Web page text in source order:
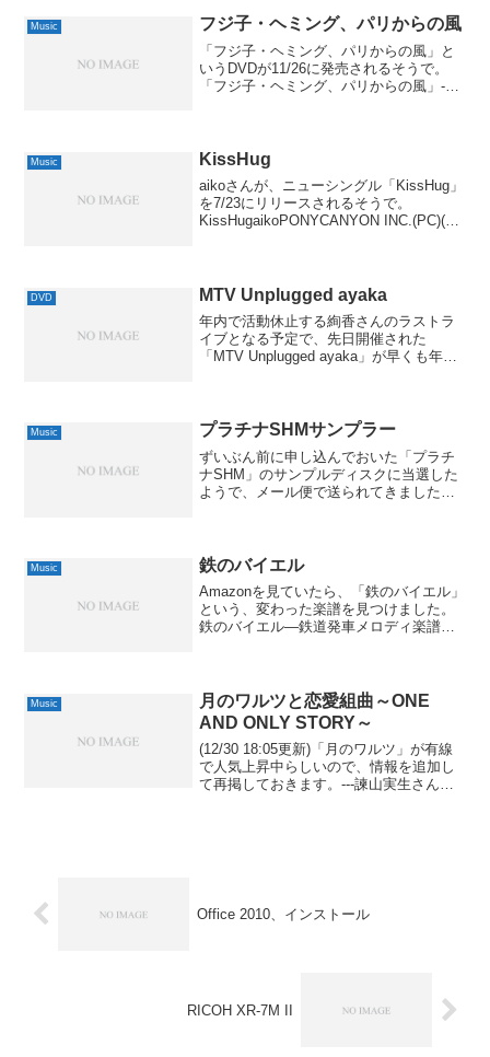
Music フジ子・ヘミング、パリからの風
「フジ子・ヘミング、パリからの風」と
いうDVDが11/26に発売されるそうで。
「フジ子・ヘミング、パリからの風」-素
メント200...
Music KissHug
aikoさんが、ニューシングル「KissHug」
を7/23にリリースされるそうで。
KissHugaikoPONYCANYON INC.(PC)(M)
DVD MTV Unplugged ayaka
年内で活動休止する絢香さんのラストラ
イブとなる予定で、先日開催された
「MTV Unplugged ayaka」が早くも年明
Music プラチナSHMサンプラー
ずいぶん前に申し込んでおいた「プラチ
ナSHM」のサンプルディスクに当選した
ようで、メール便で送られてきました。
「CD」と名乗れなく...
Music 鉄のバイエル
Amazonを見ていたら、「鉄のバイエル」
という、変わった楽譜を見つけました。
鉄のバイエル―鉄道発車メロディ楽譜集
Music
月のワルツと恋愛組曲～ONE
AND ONLY STORY～
(12/30 18:05更新)「月のワルツ」が有線
で人気上昇中らしいので、情報を追加し
て再掲しておきます。---諫山実生さんが
Office 2010、インストール
RICOH XR-7M II